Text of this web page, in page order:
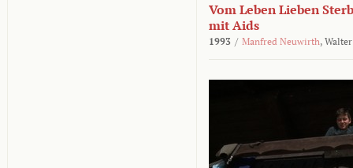
Vom Leben Lieben
mit Aids
1993 / Manfred Neuwirth,